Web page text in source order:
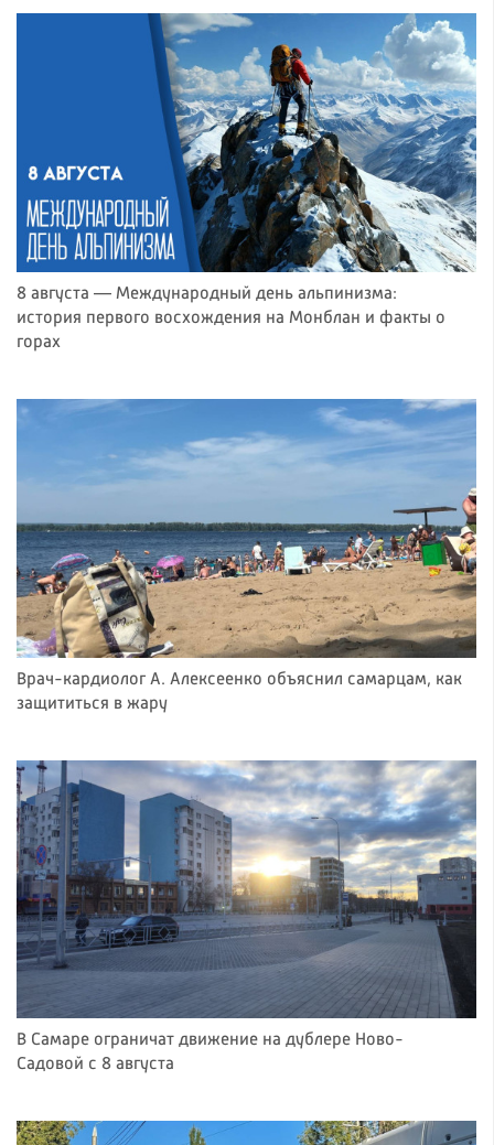
8 августа — Международный день альпинизма:
история первого восхождения на Монблан и факты о
горах
Врач-кардиолог А. Алексеенко объяснил самарцам, как
защититься в жару
В Самаре ограничат движение на дублере Ново-
Садовой с 8 августа